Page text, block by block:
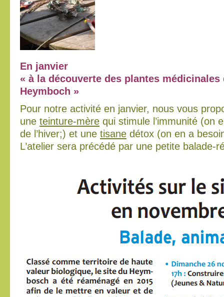
En janvier
« à la découverte des plantes médicinales
Heymboch »
Pour notre activité en janvier, nous vous
une teinture-mère qui stimule l’immunité (on
de l’hiver;) et une tisane détox (on en a
L’atelier sera précédé par une petite balade-